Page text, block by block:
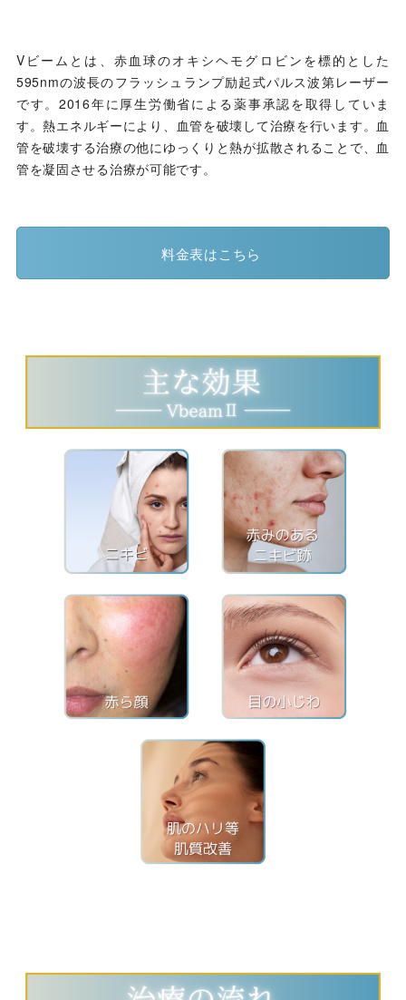
Vビームとは、赤血球のオキシヘモグロビンを標的とした
595nmの波長のフラッシュランプ励起式パルス波第レーザー
です。2016年に厚生労働省による薬事承認を取得していま
す。熱エネルギーにより、血管を破壊して治療を行います。血
管を破壊する治療の他にゆっくりと熱が拡散されることで、血
管を凝固させる治療が可能です。
料金表はこちら